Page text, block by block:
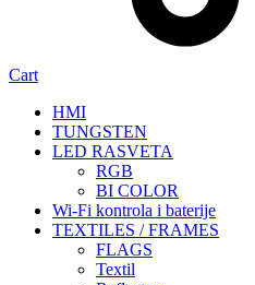
Cart
HMI
TUNGSTEN
LED RASVETA
RGB
BI COLOR
Wi-Fi kontrola i baterije
TEXTILES / FRAMES
FLAGS
Textil